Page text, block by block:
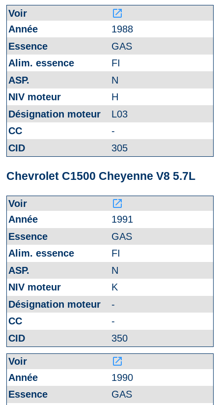
launch
1988
GAS
FI
N
H
L03
-
305
Chevrolet C1500 Cheyenne V8 5.7L
launch
1991
GAS
FI
N
K
-
-
350
launch
1990
GAS